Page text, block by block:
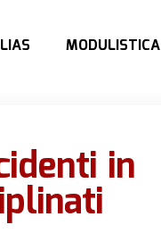
MODULISTICA
in